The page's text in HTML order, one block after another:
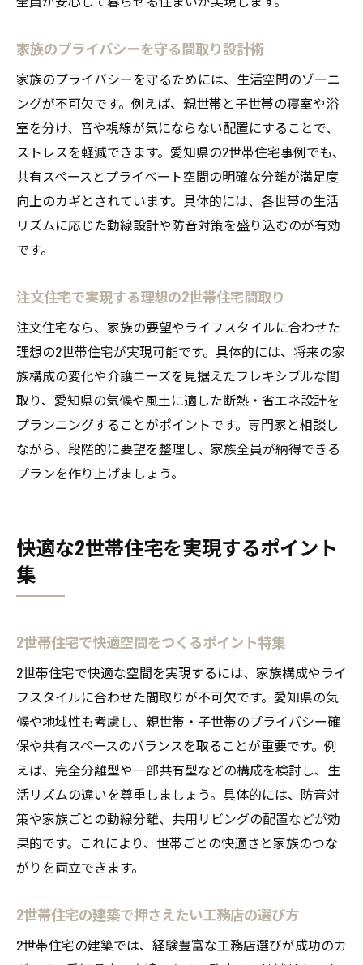
家族のプライバシーを守る間取り設計術
家族のプライバシーを守るためには、生活空間のゾーニ
ングが不可欠です。例えば、親世帯と子世帯の寝室や浴
室を分け、音や視線が気にならない配置にすることで、
ストレスを軽減できます。愛知県の2世帯住宅事例でも、
共有スペースとプライベート空間の明確な分離が満足度
向上のカギとされています。具体的には、各世帯の生活
リズムに応じた動線設計や防音対策を盛り込むのが有効
です。
注文住宅で実現する理想の2世帯住宅間取り
注文住宅なら、家族の要望やライフスタイルに合わせた
理想の2世帯住宅が実現可能です。具体的には、将来の家
族構成の変化や介護ニーズを見据えたフレキシブルな間
取り、愛知県の気候や風土に適した断熱・省エネ設計を
プランニングすることがポイントです。専門家と相談し
ながら、段階的に要望を整理し、家族全員が納得できる
プランを作り上げましょう。
快適な2世帯住宅を実現するポイント
集
2世帯住宅で快適空間をつくるポイント特集
2世帯住宅で快適な空間を実現するには、家族構成やライ
フスタイルに合わせた間取りが不可欠です。愛知県の気
候や地域性も考慮し、親世帯・子世帯のプライバシー確
保や共有スペースのバランスを取ることが重要です。例
えば、完全分離型や一部共有型などの構成を検討し、生
活リズムの違いを尊重しましょう。具体的には、防音対
策や家族ごとの動線分離、共用リビングの配置などが効
果的です。これにより、世帯ごとの快適さと家族のつな
がりを両立できます。
2世帯住宅の建築で押さえたい工務店の選び方
2世帯住宅の建築では、経験豊富な工務店選びが成功のカ